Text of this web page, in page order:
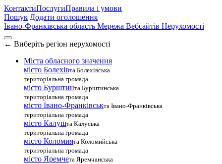
КонтактиПослугиПравила і умови
Пошук Додати оголошення
Івано-Франківська область Мережа Вебсайтів Нерухомості
← Виберіть регіон нерухомості
Міста обласного значення
місто Болехівта Болехівська
територіальна громада
місто Бурштинта Бурштинська
територіальна громада
місто Івано-Франківськта Івано-Франківська
територіальна громада
місто Калушта Калуська
територіальна громада
місто Коломията Коломийська
територіальна громада
місто Яремчета Яремчанська